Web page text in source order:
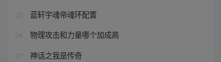
25 蓝轩宇魂帝魂环配置
26 物理攻击和力量哪个加成高
27 神话之我是传奇